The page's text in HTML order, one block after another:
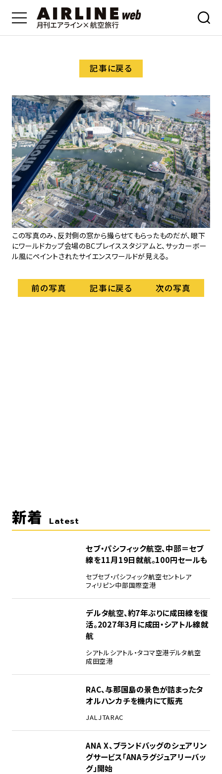
記事に戻る
この写真のみ、反対側の窓から撮らせてもらったものだが、眼下
にワールドカップ会場のBCプレイススタジアムと、サッカーボー
ル風にペイントされたサイエンスワールドが見える。
前の写真 記事に戻る 次の写真
新着 Latest
セブ・パシフィック航空、中部＝セブ
線を11月19日就航。100円セールも
セブセブ・パシフィック航空セントレア
フィリピン中部国際空港
デルタ航空、約7年ぶりに成田線を復
活。2027年3月に成田・シアトル線就
航
シアトルシアトル・タコマ空港デルタ航空
成田空港
RAC、与那国島の景色が詰まったタ
オルハンカチを機内にて販売
JALJTARAC
ANA X、ブランドバッグのシェアリン
グサービス「ANAラグジュアリーバッ
グ」開始